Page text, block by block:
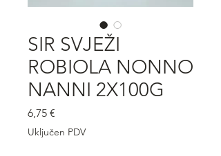
SIR SVJEŽI
ROBIOLA NONNO
NANNI 2X100G
6,75 €
Uključen PDV